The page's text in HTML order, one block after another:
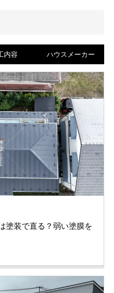
内容 ハウスメーカー
塗装で直る？弱い塗膜を